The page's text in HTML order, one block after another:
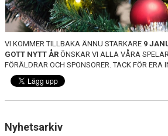
TRÄN.TIDER
KLUBBHUS
KLUBBSHOP
VI KOMMER TILLBAKA ÄNNU STARKARE 9
GOTT NYTT ÅR ÖNSKAR VI ALLA VÅRA
FÖRÄLDRAR OCH SPONSORER. TACK FÖR ERA
Nyhetsarkiv